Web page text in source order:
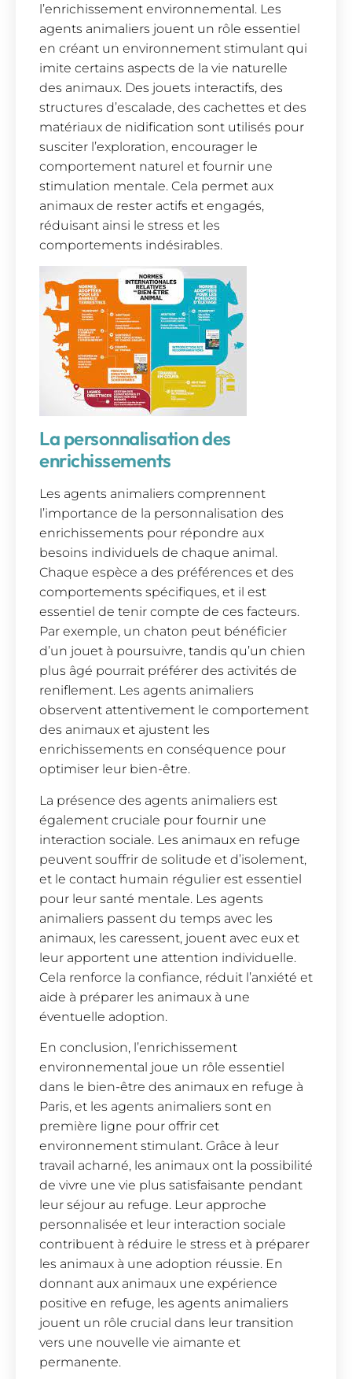
l’enrichissement environnemental. Les
agents animaliers jouent un rôle essentiel
en créant un environnement stimulant qui
imite certains aspects de la vie naturelle
des animaux. Des jouets interactifs, des
structures d’escalade, des cachettes et des
matériaux de nidification sont utilisés pour
susciter l’exploration, encourager le
comportement naturel et fournir une
stimulation mentale. Cela permet aux
animaux de rester actifs et engagés,
réduisant ainsi le stress et les
comportements indésirables.
La personnalisation des
enrichissements
Les agents animaliers comprennent
l’importance de la personnalisation des
enrichissements pour répondre aux
besoins individuels de chaque animal.
Chaque espèce a des préférences et des
comportements spécifiques, et il est
essentiel de tenir compte de ces facteurs.
Par exemple, un chaton peut bénéficier
d’un jouet à poursuivre, tandis qu’un chien
plus âgé pourrait préférer des activités de
reniflement. Les agents animaliers
observent attentivement le comportement
des animaux et ajustent les
enrichissements en conséquence pour
optimiser leur bien-être.
La présence des agents animaliers est
également cruciale pour fournir une
interaction sociale. Les animaux en refuge
peuvent souffrir de solitude et d’isolement,
et le contact humain régulier est essentiel
pour leur santé mentale. Les agents
animaliers passent du temps avec les
animaux, les caressent, jouent avec eux et
leur apportent une attention individuelle.
Cela renforce la confiance, réduit l’anxiété et
aide à préparer les animaux à une
éventuelle adoption.
En conclusion, l’enrichissement
environnemental joue un rôle essentiel
dans le bien-être des animaux en refuge à
Paris, et les agents animaliers sont en
première ligne pour offrir cet
environnement stimulant. Grâce à leur
travail acharné, les animaux ont la possibilité
de vivre une vie plus satisfaisante pendant
leur séjour au refuge. Leur approche
personnalisée et leur interaction sociale
contribuent à réduire le stress et à préparer
les animaux à une adoption réussie. En
donnant aux animaux une expérience
positive en refuge, les agents animaliers
jouent un rôle crucial dans leur transition
vers une nouvelle vie aimante et
permanente.